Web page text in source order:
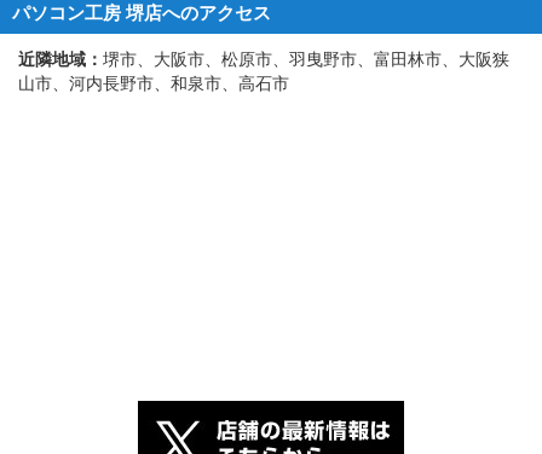
パソコン工房 堺店へのアクセス
近隣地域： 堺市、大阪市、松原市、羽曳野市、富田林市、大阪狭
山市、河内長野市、和泉市、高石市